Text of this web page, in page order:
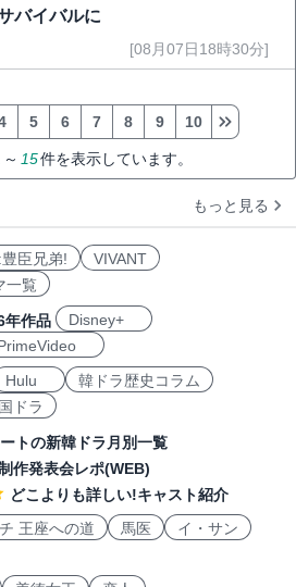
バイバルに
[08月07日18時30分]
～ 15件を表示しています。
5 6 7 8 9 10
もっと見る
臣兄弟!
VIVANT
一覧
作品
Disney+
Hulu
韓ドラ歴史コラム
ドラ
トの新韓ドラ月別一覧
作発表会レポ(WEB)
どこよりも詳しい!キャスト紹介
王座への道 馬医
イ・サン